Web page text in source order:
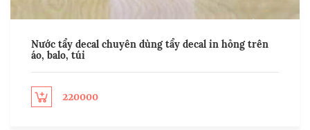
Nước tẩy decal chuyên dùng tẩy decal in hỏng trên
áo, balo, túi
options 220000